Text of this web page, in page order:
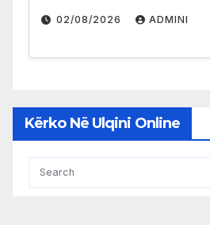
02/08/2026 ADMINI
Kërko Në Ulqini Online